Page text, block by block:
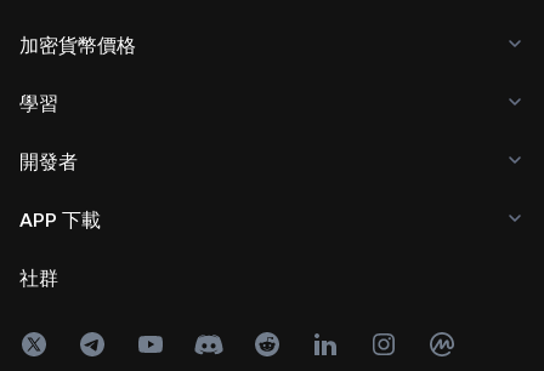
加密貨幣價格
學習
開發者
APP 下載
社群